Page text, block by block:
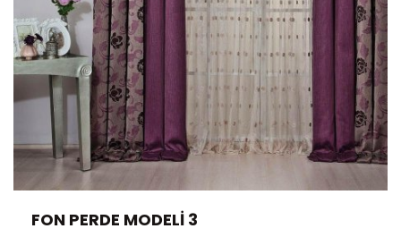
FON PERDE MODELI 3